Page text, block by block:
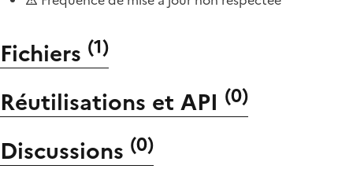
Fichiers (1)
Réutilisations et API (0)
Discussions (0)